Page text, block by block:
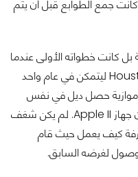
كانت جمع الطوابع قبل أن يتم
بل كانت خطواته الأولى عندما
عمل كبائع لاشتراكات جريدة Houston Post ليتمكن في عام واحد
بصورة موازية حصل ديل في نفس
الفترة على أول جهاز كومبيوتر والذي كان جهاز Apple II. لم يكن شغف
كيف يعمل حيث قام
لغرضه السابق.